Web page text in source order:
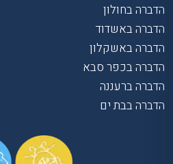
הדברה בחולון
הדברה באשדוד
הדברה באשקלון
הדברה בכפר סבא
הדברה ברעננה
הדברה בבת ים